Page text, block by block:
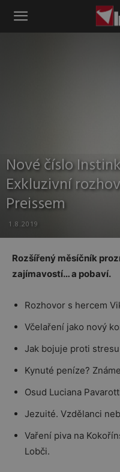
Instinkt
Nové číslo
Exkluzivní
Preissem
1.8.2019
Rozšířený měsíčník
zajímavostí… a pobaví.
Rozhovor s hercem
Včelaření jako nový
Jak bojuje proti
Kynuté peníze?
Osud Luciana
Jezuité. Vzdělanci
Vaření piva na
Lobči.